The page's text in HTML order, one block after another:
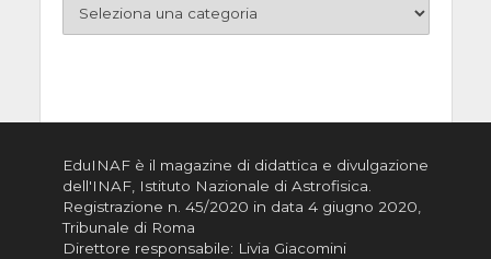
EduINAF è il magazine di didattica e divulgazione
dell'INAF, Istituto Nazionale di Astrofisica.
Registrazione n. 45/2020 in data 4 giugno 2020,
Tribunale di Roma
Direttore responsabile: Livia Giacomini